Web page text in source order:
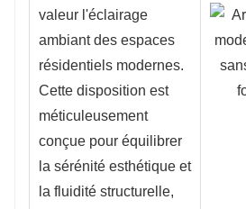
valeur l'éclairage
ambiant des espaces
résidentiels modernes.
Cette disposition est
méticuleusement
conçue pour équilibrer
la sérénité esthétique et
la fluidité structurelle,